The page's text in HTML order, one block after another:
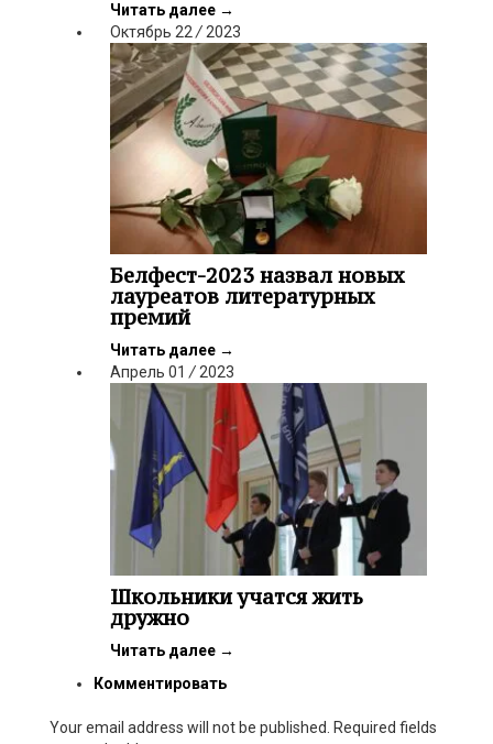
Читать далее →
Октябрь 22 / 2023
Белфест-2023 назвал новых
лауреатов литературных
премий
Читать далее →
Апрель 01 / 2023
Школьники учатся жить
дружно
Читать далее →
Комментировать
Your email address will not be published. Required fields